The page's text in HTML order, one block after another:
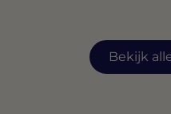
Bekijk